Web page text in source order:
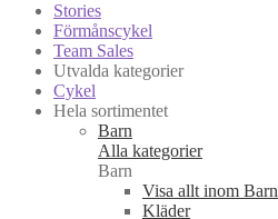
Stories
Förmånscykel
Team Sales
Utvalda kategorier
Cykel
Hela sortimentet
Barn
Alla kategorier
Barn
Visa allt inom Barn
Kläder